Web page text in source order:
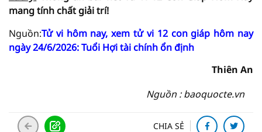
mang tính chất giảitrí!
Nguồn:Tử vi hôm nay, xem tử vi 12 con giáp hôm nay
ngày 24/6/2026: Tuổi Hợi tài chính ổn định
Thiên An
Nguồn : baoquocte.vn
CHIA SẺ